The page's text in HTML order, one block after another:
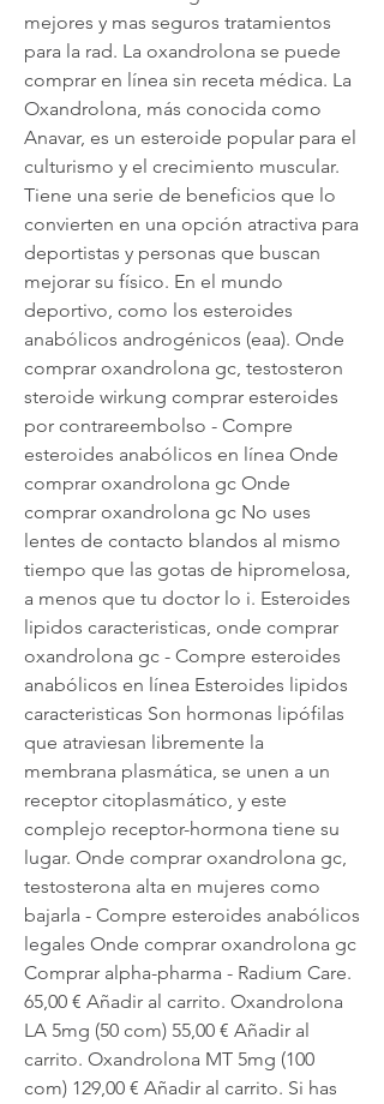
mejores y mas seguros tratamientos
para la rad. La oxandrolona se puede
comprar en línea sin receta médica. La
Oxandrolona, más conocida como
Anavar, es un esteroide popular para el
culturismo y el crecimiento muscular.
Tiene una serie de beneficios que lo
convierten en una opción atractiva para
deportistas y personas que buscan
mejorar su físico. En el mundo
deportivo, como los esteroides
anabólicos androgénicos (eaa). Onde
comprar oxandrolona gc, testosteron
steroide wirkung comprar esteroides
por contrareembolso - Compre
esteroides anabólicos en línea Onde
comprar oxandrolona gc Onde
comprar oxandrolona gc No uses
lentes de contacto blandos al mismo
tiempo que las gotas de hipromelosa,
a menos que tu doctor lo i. Esteroides
lipidos caracteristicas, onde comprar
oxandrolona gc - Compre esteroides
anabólicos en línea Esteroides lipidos
caracteristicas Son hormonas lipófilas
que atraviesan libremente la
membrana plasmática, se unen a un
receptor citoplasmático, y este
complejo receptor-hormona tiene su
lugar. Onde comprar oxandrolona gc,
testosterona alta en mujeres como
bajarla - Compre esteroides anabólicos
legales Onde comprar oxandrolona gc
Comprar alpha-pharma - Radium Care.
65,00 € Añadir al carrito. Oxandrolona
LA 5mg (50 com) 55,00 € Añadir al
carrito. Oxandrolona MT 5mg (100
com) 129,00 € Añadir al carrito. Si has